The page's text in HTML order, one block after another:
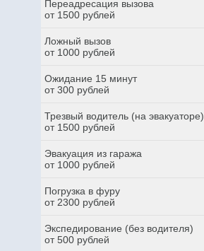
Переадресация вызова
от 1500 рублей
Ложный вызов
от 1000 рублей
Ожидание 15 минут
от 300 рублей
Трезвый водитель (на эвакуаторе)
от 1500 рублей
Эвакуация из гаража
от 1000 рублей
Погрузка в фуру
от 2300 рублей
Экспедирование (без водителя)
от 500 рублей